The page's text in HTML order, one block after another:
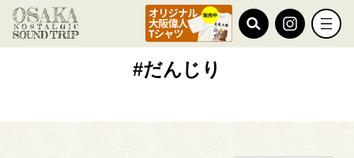
TOP #だんじり
#だんじり